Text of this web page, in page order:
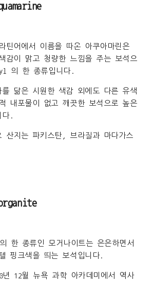
틴어에서 이름을 따온 아쿠아마린은
감이 맑고 청량한 느낌을 주는 보석으
의 한 종류입니다.
를 닮은 시원한 색감 외에도 다른 유색
내포물이 없고 깨끗한 보석으로 높은
.
산지는 파키스탄, 브라질과 마다가스
한 종류인 모거나이트는 은은하면서
핑크색을 띄는 보석입니다.
년 12월 뉴욕 과학 아카데미에서 역사